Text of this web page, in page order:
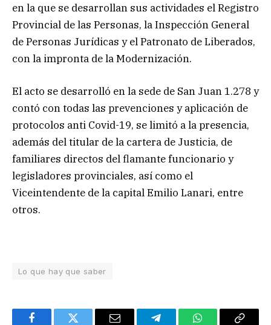
en la que se desarrollan sus actividades el Registro
Provincial de las Personas, la Inspección General
de Personas Jurídicas y el Patronato de Liberados,
con la impronta de la Modernización.
El acto se desarrolló en la sede de San Juan 1.278 y
contó con todas las prevenciones y aplicación de
protocolos anti Covid-19, se limitó a la presencia,
además del titular de la cartera de Justicia, de
familiares directos del flamante funcionario y
legisladores provinciales, así como el
Viceintendente de la capital Emilio Lanari, entre
otros.
Lo que hay que saber